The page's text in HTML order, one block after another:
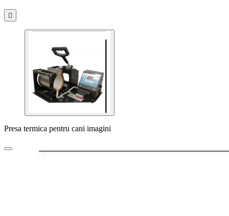

Presa termica pentru cani imagini